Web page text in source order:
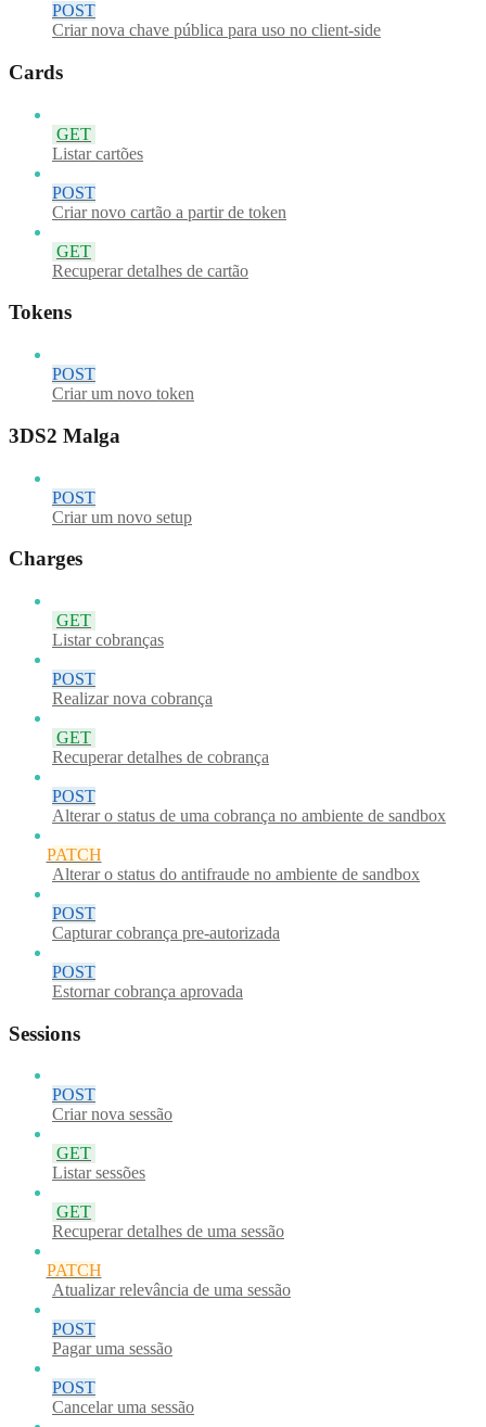
POST
Criar nova chave pública para uso no client-side
Cards
GET
Listar cartões
POST
Criar novo cartão a partir de token
GET
Recuperar detalhes de cartão
Tokens
POST
Criar um novo token
3DS2 Malga
POST
Criar um novo setup
Charges
GET
Listar cobranças
POST
Realizar nova cobrança
GET
Recuperar detalhes de cobrança
POST
Alterar o status de uma cobrança no ambiente de sandbox
PATCH
Alterar o status do antifraude no ambiente de sandbox
POST
Capturar cobrança pre-autorizada
POST
Estornar cobrança aprovada
Sessions
POST
Criar nova sessão
GET
Listar sessões
GET
Recuperar detalhes de uma sessão
PATCH
Atualizar relevância de uma sessão
POST
Pagar uma sessão
POST
Cancelar uma sessão